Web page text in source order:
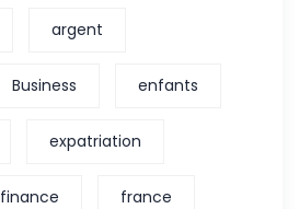
argent
Business enfants
expatriation
finance france